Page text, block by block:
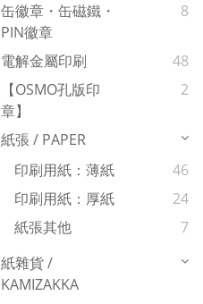
缶徽章・缶磁鐵・
PIN徽章
8
電解金屬印刷
48
【OSMO孔版印
章】
2
紙張 / PAPER
印刷用紙：薄紙
46
印刷用紙：厚紙
24
紙張其他
7
紙雜貨 /
KAMIZAKKA